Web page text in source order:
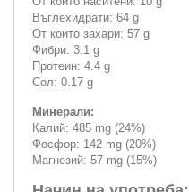
Въглехидрати: 64 g
От които захари: 57 g
Фибри: 3.1 g
Протеин: 4.4 g
Сол: 0.17 g
Минерали:
Калий: 485 mg (24%)
Фосфор: 142 mg (20%)
Магнезий: 57 mg (15%)